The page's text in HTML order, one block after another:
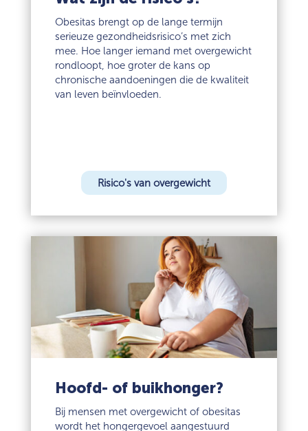
Obesitas brengt op de lange termijn
serieuze gezondheidsrisico’s met zich
mee. Hoe langer iemand met overgewicht
rondloopt, hoe groter de kans op
chronische aandoeningen die de kwaliteit
van leven beïnvloeden.
Risico's van overgewicht
Hoofd- of buikhonger?
Bij mensen met overgewicht of obesitas
wordt het hongergevoel aangestuurd